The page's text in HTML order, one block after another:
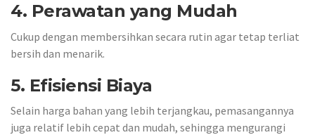
4. Perawatan yang Mudah
Cukup dengan membersihkan secara rutin agar tetap terliat
bersih dan menarik.
5. Efisiensi Biaya
Selain harga bahan yang lebih terjangkau, pemasangannya
juga relatif lebih cepat dan mudah, sehingga mengurangi